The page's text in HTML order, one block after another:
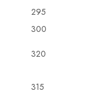
295
300
320
315